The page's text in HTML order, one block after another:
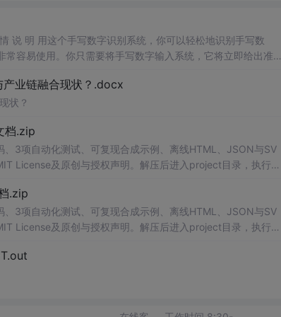
说 明 用这个手写数字识别系统，你可以轻松地识别手写数
容易使用。你只需要将手写数字输入系统，它将立即给出准确
业链融合现状？.docx
状？
档.zip
3项自动化测试、可复现合成示例、离线HTML、JSON与SV
License及原创与授权声明。解压后进入project目录，执行np
AI应用工程、测试审计和课程实践。
.zip
3项自动化测试、可复现合成示例、离线HTML、JSON与SV
License及原创与授权声明。解压后进入project目录，执行np
AI应用工程、测试审计和课程实践。